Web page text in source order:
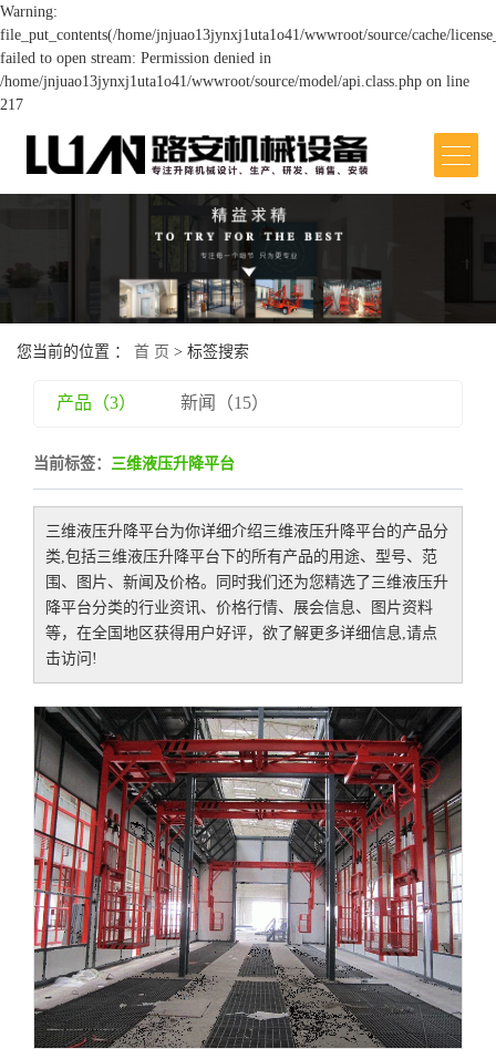
Warning:
file_put_contents(/home/jnjuao13jynxj1uta1o41/wwwroot/source/cache/
failed to open stream: Permission denied in
/home/jnjuao13jynxj1uta1o41/wwwroot/source/model/api.class.php on line
217
关于我们
>
在线留言
您当前的位置 ： 首 页 > 标签搜索
产品（3） 新闻（15）
当前标签： 三维液压升降平台
三维液压升降平台为你详细介绍三维液压升降平台的产品分
类,包括三维液压升降平台下的所有产品的用途、型号、范
围、图片、新闻及价格。同时我们还为您精选了三维液压升
降平台分类的行业资讯、价格行情、展会信息、图片资料
等，在全国地区获得用户好评，欲了解更多详细信息,请点
击访问!